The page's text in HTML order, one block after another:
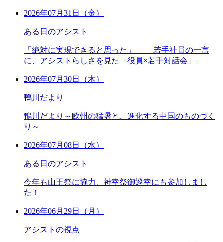
2026年07月31日（金）
ある日のアシスト
「絶対に実現できると思った」 ――若手社員の一言
に、アシストらしさを見た「役員×若手対話会」
2026年07月30日（木）
鴨川だより
鴨川だより～欧州の猛暑と、進化する中国のものづく
り～
2026年07月08日（水）
ある日のアシスト
今年も山王祭に協力、神幸祭御巡幸にも参加しまし
た！
2026年06月29日（月）
アシストの視点